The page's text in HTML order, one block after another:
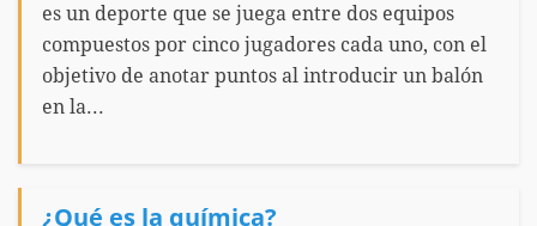
es un deporte que se juega entre dos equipos
compuestos por cinco jugadores cada uno, con el
objetivo de anotar puntos al introducir un balón
en la...
¿Qué es la química?